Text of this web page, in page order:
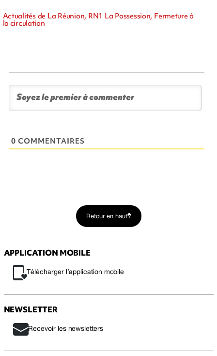
Actualités de La Réunion, RN1 La Possession, Fermeture à
la circulation
0 COMMENTAIRES
Retour en haut
APPLICATION MOBILE
Télécharger l’application mobile
NEWSLETTER
Recevoir les newsletters